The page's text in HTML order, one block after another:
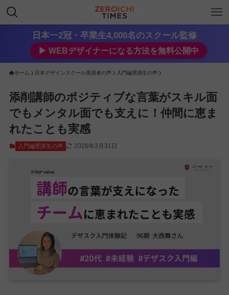
日本一2冠・卒業生4,000名のスクール監修
▶︎ WEBデザイナーになる方法を無料公開中
ホーム 日本デザインスクール受講者の声 入門編受講生の声
添削講師のポジティブな言葉がスキル面
でもメンタル面でも支えに！仲間に恵ま
れたことも実感
入門編受講生の声 2026年3月31日